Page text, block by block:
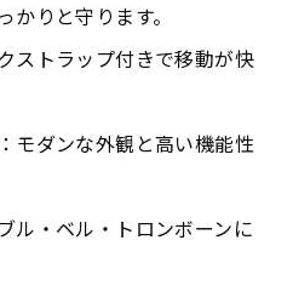
りと守ります。
ストラップ付きで移動が快
モダンな外観と高い機能性
ル・ベル・トロンボーンに